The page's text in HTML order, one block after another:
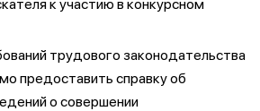
к участию в конкурсном
трудового законодательства
предоставить справку об
о совершении